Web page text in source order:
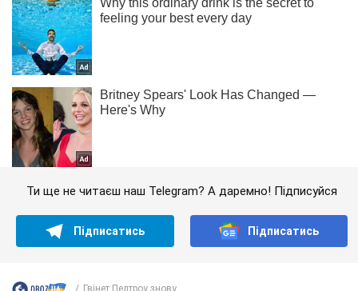
Ти ще не читаєш наш Telegram? А даремно! Підписуйся
Підписатись Підписатись
Гвінет Пелтроу знову...